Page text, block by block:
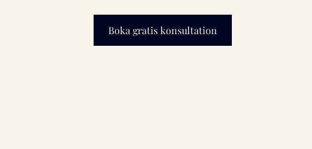
Boka gratis konsultation